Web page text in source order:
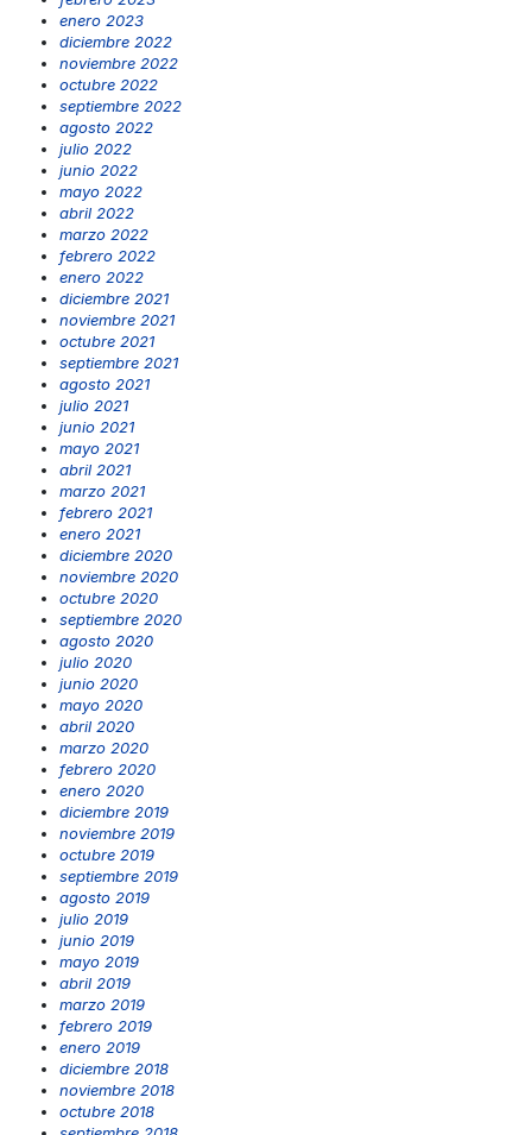
enero 2023
diciembre 2022
noviembre 2022
octubre 2022
septiembre 2022
agosto 2022
julio 2022
junio 2022
mayo 2022
abril 2022
marzo 2022
febrero 2022
enero 2022
diciembre 2021
noviembre 2021
octubre 2021
septiembre 2021
agosto 2021
julio 2021
junio 2021
mayo 2021
abril 2021
marzo 2021
febrero 2021
enero 2021
diciembre 2020
noviembre 2020
octubre 2020
septiembre 2020
agosto 2020
julio 2020
junio 2020
mayo 2020
abril 2020
marzo 2020
febrero 2020
enero 2020
diciembre 2019
noviembre 2019
octubre 2019
septiembre 2019
agosto 2019
julio 2019
junio 2019
mayo 2019
abril 2019
marzo 2019
febrero 2019
enero 2019
diciembre 2018
noviembre 2018
octubre 2018